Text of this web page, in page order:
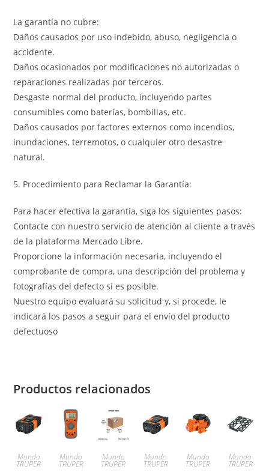
La garantía no cubre:
Daños causados por uso indebido, abuso, negligencia o
accidente.
Daños ocasionados por modificaciones no autorizadas o
reparaciones realizadas por terceros.
Desgaste normal del producto, incluyendo partes
consumibles como baterías, bombillas, etc.
Daños causados por factores externos como incendios,
inundaciones, terremotos, o cualquier otro desastre
natural.
5. Procedimiento para Reclamar la Garantía:
Para hacer efectiva la garantía, siga los siguientes pasos:
Contacte con nuestro servicio de atención al cliente a través
de la plataforma Mercado Libre.
Proporcione la información necesaria, incluyendo el
comprobante de compra, una descripción del problema y
fotografías del defecto si es posible.
Nuestro equipo evaluará su solicitud y, si procede, le
indicará los pasos a seguir para el envío del producto
defectuoso
Productos relacionados
Mundo
TRUPER
Mundo
TRUPER
Mundo
TRUPER
Mundo
TRUPER
Mundo
TRUPER
Mundo
TRUPER